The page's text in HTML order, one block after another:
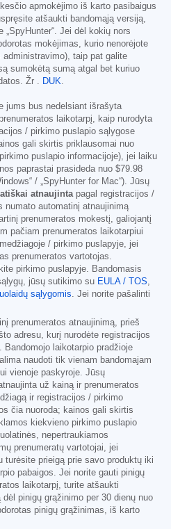
apmokėjimo iš karto pasibaigus
atšaukti bandomąją versiją,
„SpyHunter“. Jei dėl kokių nors
mokėjimas, kurio nenorėjote
taip pat galite
sumokėtą sumą atgal bet kuriuo
Žr . DUK.
jums bus nedelsiant išrašyta
laikotarpį, kaip nurodyta
/ pirkimo puslapio sąlygose
gali skirtis priklausomai nuo
puslapio informacijoje), jei laiku
paprastai prasideda nuo $79.98
/ „SpyHunter for Mac“). Jūsų
atnaujintapagal registracijos /
numato automatinį atnaujinimą
prenumeratos mokestį, galiojantį
pačiam prenumeratos laikotarpiui
/ pirkimo puslapyje, jei
prenumeratos vartotojas.
pirkimo puslapyje. Bandomasis
jūsų sutikimo su EULA / TOS,
sąlygomis. Jei norite pašalinti
prenumeratos atnaujinimą, prieš
adresu, kurį nurodėte registracijos
laikotarpio pradžioje
naudoti tik vienam bandomajam
vienoje paskyroje. Jūsų
už kainą ir prenumeratos
ir registracijos / pirkimo
čia nuoroda; kainos gali skirtis
kiekvieno pirkimo puslapio
nepertraukiamos
prenumeratų vartotojai, jei
turėsite prieigą prie savo produktų iki
pabaigos. Jei norite gauti pinigų
laikotarpį, turite atšaukti
pinigų grąžinimo per 30 dienų nuo
pinigų grąžinimas, iš karto